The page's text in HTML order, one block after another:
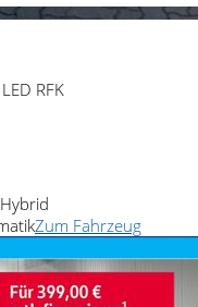
RFK
Zum Fahrzeug